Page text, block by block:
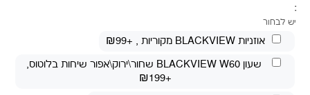
:
יש לבחור
אוזניות BLACKVIEW מקוריות
, +₪99
שעון BLACKVIEW W60 שחור\ירוק\אפור שיחות בלוטוס
,
+₪199